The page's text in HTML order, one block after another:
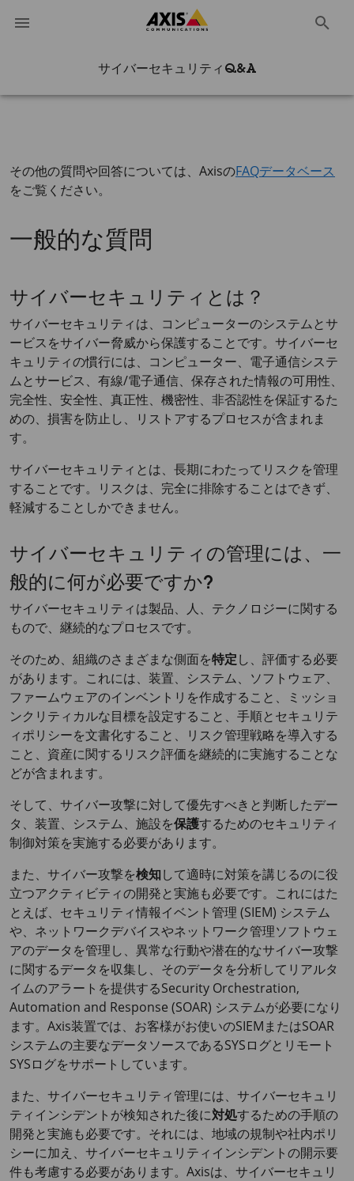
サイバーセキュリティQ&A
その他の質問や回答については、AxisのFAQデータベース
をご覧ください。
一般的な質問
サイバーセキュリティとは？
サイバーセキュリティは、コンピューターのシステムとサ
ービスをサイバー脅威から保護することです。サイバーセ
キュリティの慣行には、コンピューター、電子通信システ
ムとサービス、有線/電子通信、保存された情報の可用性、
完全性、安全性、真正性、機密性、非否認性を保証するた
めの、損害を防止し、リストアするプロセスが含まれま
す。
サイバーセキュリティとは、長期にわたってリスクを管理
することです。リスクは、完全に排除することはできず、
軽減することしかできません。
サイバーセキュリティの管理には、一
般的に何が必要ですか?
サイバーセキュリティは製品、人、テクノロジーに関する
もので、継続的なプロセスです。
そのため、組織のさまざまな側面を特定し、評価する必要
があります。これには、装置、システム、ソフトウェア、
ファームウェアのインベントリを作成すること、ミッショ
ンクリティカルな目標を設定すること、手順とセキュリテ
ィポリシーを文書化すること、リスク管理戦略を導入する
こと、資産に関するリスク評価を継続的に実施することな
どが含まれます。
そして、サイバー攻撃に対して優先すべきと判断したデー
タ、装置、システム、施設を保護するためのセキュリティ
制御対策を実施する必要があります。
また、サイバー攻撃を検知して適時に対策を講じるのに役
立つアクティビティの開発と実施も必要です。これにはた
とえば、セキュリティ情報イベント管理 (SIEM) システム
や、ネットワークデバイスやネットワーク管理ソフトウェ
アのデータを管理し、異常な行動や潜在的なサイバー攻撃
に関するデータを収集し、そのデータを分析してリアルタ
イムのアラートを提供するSecurity Orchestration,
Automation and Response (SOAR) システムが必要になり
ます。Axis装置では、お客様がお使いのSIEMまたはSOAR
システムの主要なデータソースであるSYSログとリモート
SYSログをサポートしています。
また、サイバーセキュリティ管理には、サイバーセキュリ
ティインシデントが検知された後に対処するための手順の
開発と実施も必要です。それには、地域の規制や社内ポリ
シーに加え、サイバーセキュリティインシデントの開示要
件も考慮する必要があります。Axisは、サイバーセキュリ